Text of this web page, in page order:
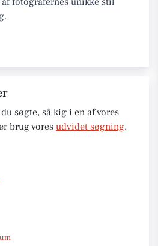
søgte, så kig i en af vores
brug vores udvidet søgning.